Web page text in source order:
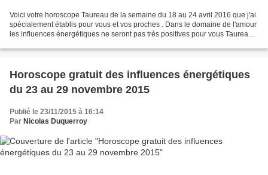
Voici votre horoscope Taureau de la semaine du 18 au 24 avril 2016 que j'ai
spécialement établis pour vous et vos proches . Dans le domaine de l'amour
les influences énergétiques ne seront pas très positives pour vous Taureau
Horoscope gratuit des influences énergétiques
du 23 au 29 novembre 2015
Publié le 23/11/2015 à 16:14
Par Nicolas Duquerroy